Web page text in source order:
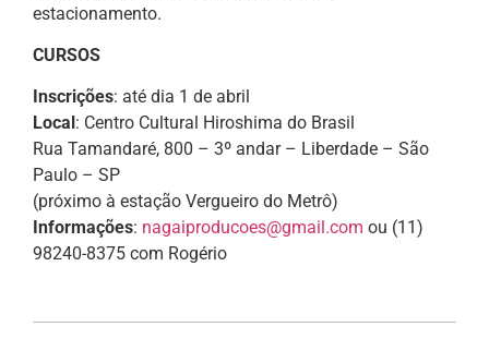
estacionamento.
CURSOS
Inscrições: até dia 1 de abril
Local : Centro Cultural Hiroshima do Brasil
Rua Tamandaré, 800 – 3º andar – Liberdade – São
Paulo – SP
(próximo à estação Vergueiro do Metrô)
Informações: nagaiproducoes@gmail.com ou (11)
98240-8375 com Rogério